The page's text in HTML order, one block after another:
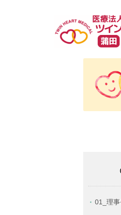
01_理